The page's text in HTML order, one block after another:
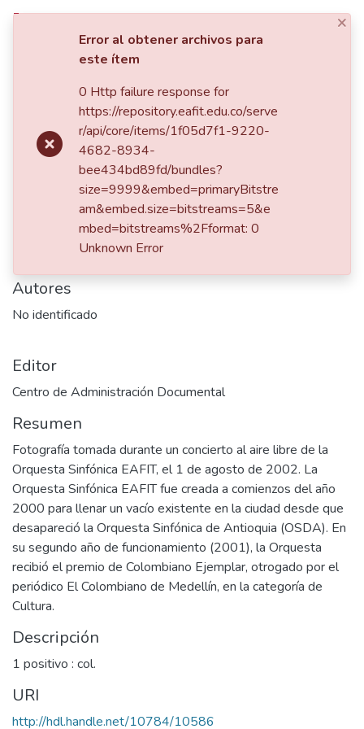
Iniciar sesión
Estadísticas
Concierto al aire libre de la
Orquesta Sinfónica
2002-08-01
Autores
No identificado
Editor
Centro de Administración Documental
Resumen
Fotografía tomada durante un concierto al aire libre de la
Orquesta Sinfónica EAFIT, el 1 de agosto de 2002. La
Orquesta Sinfónica EAFIT fue creada a comienzos del año
2000 para llenar un vacío existente en la ciudad desde que
desapareció la Orquesta Sinfónica de Antioquia (OSDA). En
su segundo año de funcionamiento (2001), la Orquesta
recibió el premio de Colombiano Ejemplar, otrogado por el
periódico El Colombiano de Medellín, en la categoría de
Cultura.
Descripción
1 positivo : col.
URI
http://hdl.handle.net/10784/10586
×
Error al obtener archivos para
este ítem
0 Http failure response for
https://repository.eafit.edu.co/serve
r/api/core/items/1f05d7f1-9220-
4682-8934-
bee434bd89fd/bundles?
size=9999&embed=primaryBitstre
am&embed.size=bitstreams=5&e
mbed=bitstreams%2Fformat: 0
Unknown Error